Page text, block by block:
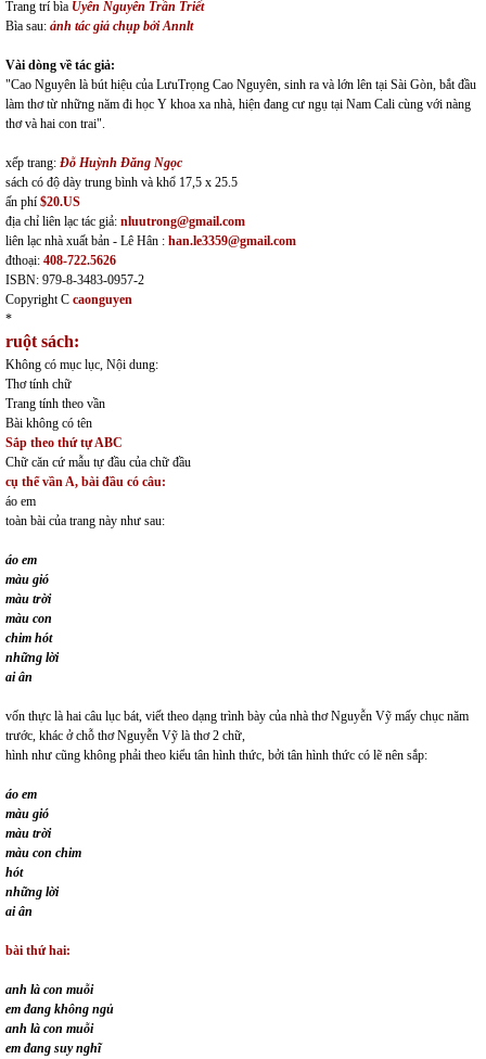
Trang trí bìa Uyên Nguyên Trần Triết
Bìa sau: ảnh tác giả chụp bởi Annlt
Vài dòng về tác giả:
"Cao Nguyên là bút hiệu của LưuTrọng Cao Nguyên, sinh ra và lớn lên tại Sài Gòn, bắt đầu
làm thơ từ những năm đi học Y khoa xa nhà, hiện đang cư ngụ tại Nam Cali cùng với nàng
thơ và hai con trai".
xếp trang: Đỗ Huỳnh Đăng Ngọc
sách có độ dày trung bình và khổ 17,5 x 25.5
ấn phí $20.US
địa chỉ liên lạc tác giả: nluutrong@gmail.com
liên lạc nhà xuất bản - Lê Hân : han.le3359@gmail.com
đthoại: 408-722.5626
ISBN: 979-8-3483-0957-2
Copyright C caonguyen
*
ruột sách:
Không có mục lục, Nội dung:
Thơ tính chữ
Trang tính theo vần
Bài không có tên
Sắp theo thứ tự ABC
Chữ căn cứ mẫu tự đầu của chữ đầu
cụ thể vần A, bài đầu có câu:
áo em
toàn bài của trang này như sau:
áo em
màu gió
màu trời
màu con
chim hót
những lời
ai ân
vốn thực là hai câu lục bát, viết theo dạng trình bày của nhà thơ Nguyễn Vỹ mấy chục năm
trước, khác ở chỗ thơ Nguyễn Vỹ là thơ 2 chữ,
hình như cũng không phải theo kiểu tân hình thức, bởi tân hình thức có lẽ nên sắp:
áo em
màu gió
màu trời
màu con chim
hót
những lời
ai ân
bài thứ hai:
anh là con muỗi
em đang không ngủ
anh là con muỗi
em đang suy nghĩ